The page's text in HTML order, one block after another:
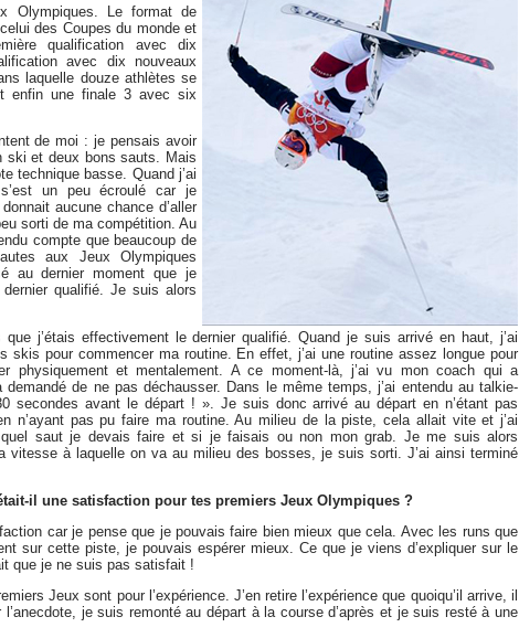
Olympiques. Le format de
des Coupes du monde et
qualification avec dix
avec dix nouveaux
laquelle douze athlètes se
enfin une finale 3 avec six
de moi : je pensais avoir
ski et deux bons sauts. Mais
technique basse. Quand j’ai
un peu écroulé car je
aucune chance d’aller
sorti de ma compétition. Au
compte que beaucoup de
aux Jeux Olympiques
au dernier moment que je
qualifié. Je suis alors
j’étais effectivement le dernier qualifié. Quand je suis arrivé en haut, j’ai
skis pour commencer ma routine. En effet, j’ai une routine assez longue pour
physiquement et mentalement. A ce moment-là, j’ai vu mon coach qui a
demandé de ne pas déchausser. Dans le même temps, j’ai entendu au talkie-
secondes avant le départ ! ». Je suis donc arrivé au départ en n’étant pas
n’ayant pas pu faire ma routine. Au milieu de la piste, cela allait vite et j’ai
saut je devais faire et si je faisais ou non mon grab. Je me suis alors
vitesse à laquelle on va au milieu des bosses, je suis sorti. J’ai ainsi terminé
il une satisfaction pour tes premiers Jeux Olympiques ?
car je pense que je pouvais faire bien mieux que cela. Avec les runs que
sur cette piste, je pouvais espérer mieux. Ce que je viens d’expliquer sur le
que je ne suis pas satisfait !
Jeux sont pour l’expérience. J’en retire l’expérience que quoiqu’il arrive, il
je suis remonté au départ à la course d’après et je suis resté à une